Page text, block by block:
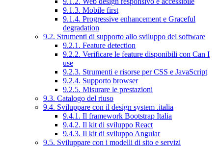
9.1.3. Mobile first
9.1.4. Progressive enhancement e Graceful
degradation
9.2. Strumenti di supporto allo sviluppo del software
9.2.1. Feature detection
9.2.2. Verificare le feature disponibili con Can I
use
9.2.3. Strumenti e risorse per CSS e JavaScript
9.2.4. Supporto browser
9.2.5. Misurare le prestazioni
9.3. Catalogo del riuso
9.4. Sviluppare con il design system .italia
9.4.1. Il framework Bootstrap Italia
9.4.2. Il kit di sviluppo React
9.4.3. Il kit di sviluppo Angular
9.5. Sviluppare con i modelli di sito e servizi